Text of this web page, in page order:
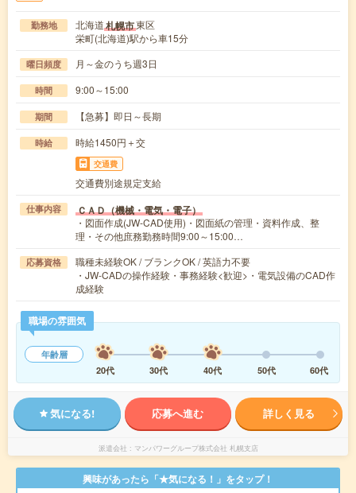
勤務地 北海道札幌市東区
栄町(北海道)駅から車15分
曜日頻度 月～金のうち週3日
時間 9:00～15:00
期間 【急募】即日～長期
時給 時給1450円＋交
交通費
交通費別途規定支給
仕事内容 ＣＡＤ（機械・電気・電子）
・図面作成(JW-CAD使用)・図面紙の管理・資料作成、整
理・その他庶務勤務時間9:00～15:00…
応募資格
職種未経験OK / ブランクOK / 英語力不要
・JW-CADの操作経験・事務経験<歓迎>・電気設備のCAD作
成経験
職場の雰囲気
年齢層
20代
30代 40代 50代 60代
気になる! 応募へ進む 詳しく見る
派遣会社 マンパワーグループ株式会社 札幌支店
興味があったら「★気になる！」をタップ！